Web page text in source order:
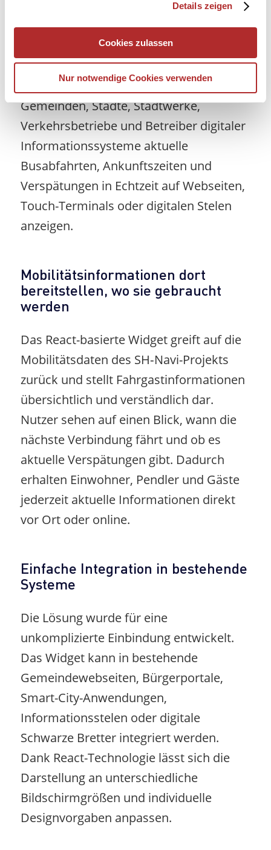
Details zeigen
Cookies zulassen
Nur notwendige Cookies verwenden
Immer mehr Kommunen setzen auf
digitale Informationsangebote. Mit der
Integration des SH‑Navi-Projekts können
Gemeinden, Städte, Stadtwerke,
Verkehrsbetriebe und Betreiber digitaler
Informationssysteme aktuelle
Busabfahrten, Ankunftszeiten und
Verspätungen in Echtzeit auf Webseiten,
Touch-Terminals oder digitalen Stelen
anzeigen.
Mobilitätsinformationen dort
bereitstellen, wo sie gebraucht
werden
Das React-basierte Widget greift auf die
Mobilitätsdaten des SH‑Navi-Projekts
zurück und stellt Fahrgastinformationen
übersichtlich und verständlich dar.
Nutzer sehen auf einen Blick, wann die
nächste Verbindung fährt und ob es
aktuelle Verspätungen gibt. Dadurch
erhalten Einwohner, Pendler und Gäste
jederzeit aktuelle Informationen direkt
vor Ort oder online.
Einfache Integration in bestehende
Systeme
Die Lösung wurde für eine
unkomplizierte Einbindung entwickelt.
Das Widget kann in bestehende
Gemeindewebseiten, Bürgerportale,
Smart-City-Anwendungen,
Informationsstelen oder digitale
Schwarze Bretter integriert werden.
Dank React-Technologie lässt sich die
Darstellung an unterschiedliche
Bildschirmgrößen und individuelle
Designvorgaben anpassen.